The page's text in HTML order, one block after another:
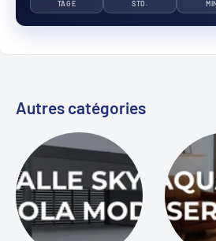
TAGE STD.
Autres catégories